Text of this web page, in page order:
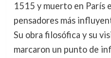
1515 y muerto en París
pensadores más
Su obra filosófica y su
marcaron un punto de